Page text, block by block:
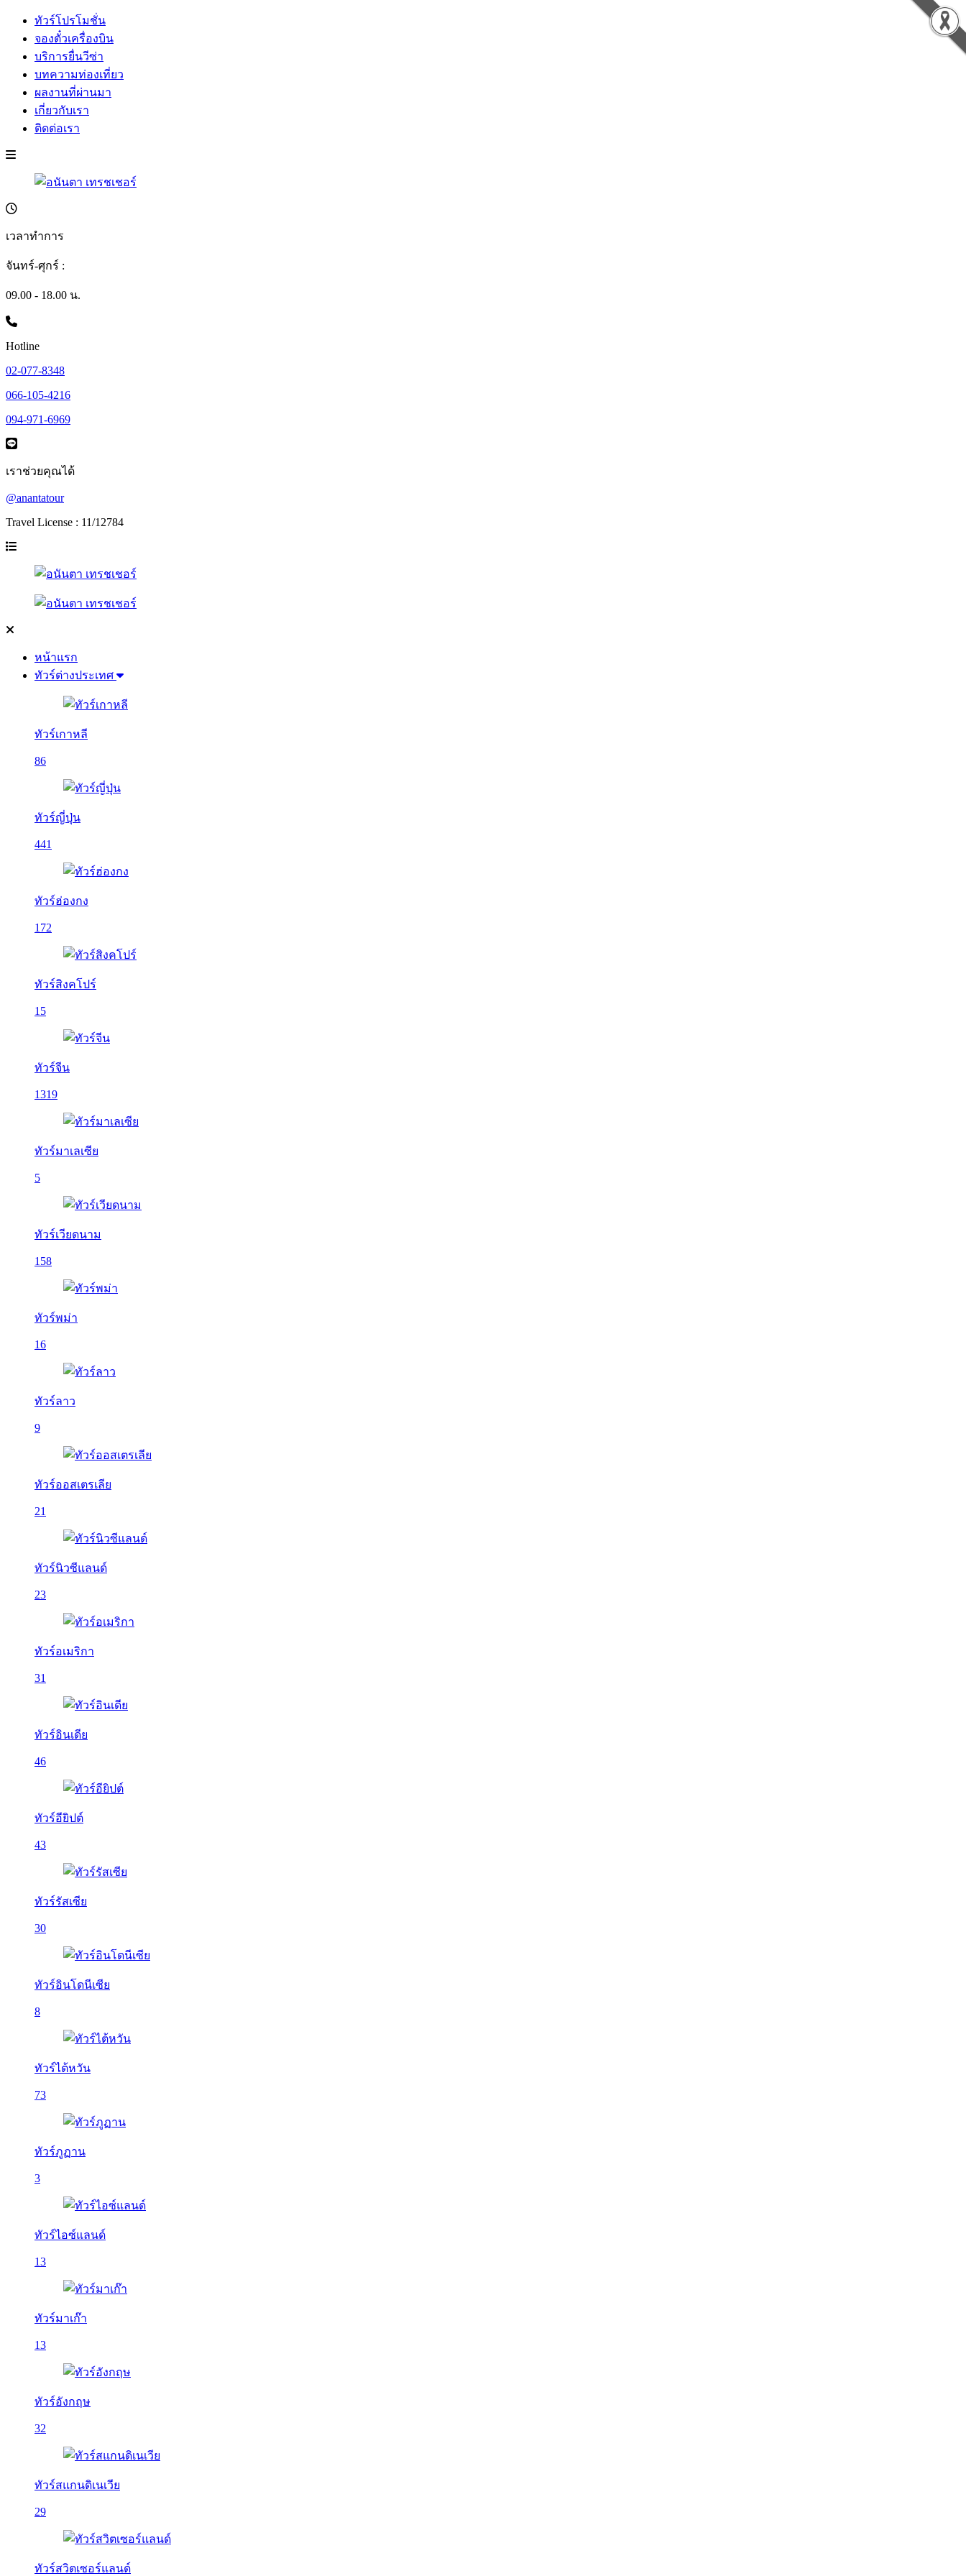
ทัวร์โปรโมชั่น
จองตั๋วเครื่องบิน
บริการยื่นวีซ่า
บทความท่องเที่ยว
ผลงานที่ผ่านมา
เกี่ยวกับเรา
ติดต่อเรา
เวลาทำการ
จันทร์-ศุกร์ :
09.00 - 18.00 น.
Hotline
02-077-8348
066-105-4216
094-971-6969
เราช่วยคุณได้
@anantatour
Travel License : 11/12784
หน้าแรก
ทัวร์ต่างประเทศ
ทัวร์เกาหลี
86
ทัวร์ญี่ปุ่น
441
ทัวร์ฮ่องกง
172
ทัวร์สิงคโปร์
15
ทัวร์จีน
1319
ทัวร์มาเลเซีย
5
ทัวร์เวียดนาม
158
ทัวร์พม่า
16
ทัวร์ลาว
9
ทัวร์ออสเตรเลีย
21
ทัวร์นิวซีแลนด์
23
ทัวร์อเมริกา
31
ทัวร์อินเดีย
46
ทัวร์อียิปต์
43
ทัวร์รัสเซีย
30
ทัวร์อินโดนีเซีย
8
ทัวร์ไต้หวัน
73
ทัวร์ภูฏาน
3
ทัวร์ไอซ์แลนด์
13
ทัวร์มาเก๊า
13
ทัวร์อังกฤษ
32
ทัวร์สแกนดิเนเวีย
29
ทัวร์สวิตเซอร์แลนด์